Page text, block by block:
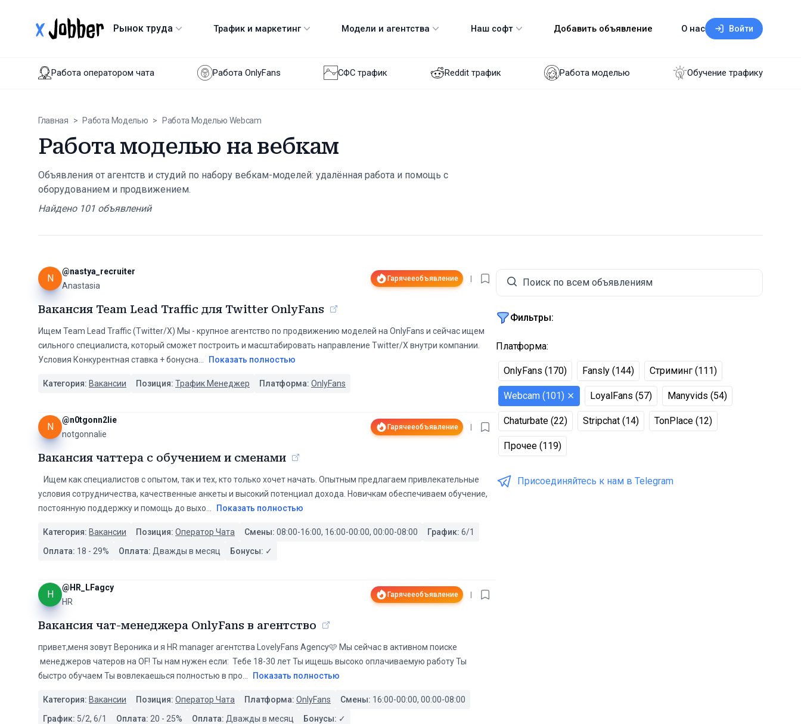
xJobber Рынок труда Трафик и маркетинг Модели и агентства Наш софт Добавить объявление О нас Войти
Работа оператором чата Работа OnlyFans СФС трафик Reddit трафик Работа моделью Обучение трафику
Главная > Работа Моделью > Работа Моделью Webcam
Работа моделью на вебкам
Объявления от агентств и студий по набору вебкам-моделей: удалённая работа и помощь с
оборудованием и продвижением.
Найдено 101 объявлений
Поиск по всем объявлениям
Фильтры:
Платформа:
OnlyFans (170) Fansly (144) Стриминг (111)
Webcam (101) ⨯ LoyalFans (57) Manyvids (54)
Chaturbate (22) Stripchat (14) TonPlace (12)
Прочее (119)
Присоединяйтесь к нам в Telegram
N
@nastya_recruiter
Anastasia
Гарячееобъявление
Вакансия Team Lead Traffic для Twitter OnlyFans
Ищем Team Lead Traffic (Twitter/X) Мы - крупное агентство по продвижению моделей на OnlyFans и сейчас ищем
сильного специалиста, который сможет построить и масштабировать направление Twitter/X внутри компании.
Условия Конкурентная ставка + бонусна
Показать полностью
Категория: Вакансии Позиция: Трафик Менеджер Платформа: OnlyFans
N
@n0tgonn2lie
notgonnalie
Гарячееобъявление
Вакансия чаттера с обучением и сменами
️ ️ ️ Ищем как специалистов с опытом, так и тех, кто только хочет начать. Опытным предлагаем привлекательные
условия сотрудничества, качественные анкеты и высокий потенциал дохода. Новичкам обеспечиваем обучение,
постоянную поддержку и помощь до выхо
Показать полностью
Категория: Вакансии Позиция: Оператор Чата Смены: 08:00-16:00, 16:00-00:00, 00:00-08:00 График: 6/1
Оплата: 18 - 29% Оплата: Дважды в месяц Бонусы: ✓
H
@ HR_LFagcy
HR
Гарячееобъявление
Вакансия чат-менеджера OnlyFans в агентство
привет,меня зовут Вероника и я HR manager агентства LovelyFans Agency🩷 Мы сейчас в активном поиске
менеджеров чатеров на OF! Ты нам нужен если: Тебе 18-30 лет Ты ищешь высоко оплачиваемую работу Ты
быстро обучаем Ты вовлекаешься полностью в про
Показать полностью
Категория: Вакансии Позиция: Оператор Чата Платформа: OnlyFans Смены: 16:00-00:00, 00:00-08:00
График: 5/2, 6/1 Оплата: 20 - 25% Оплата: Дважды в месяц Бонусы: ✓